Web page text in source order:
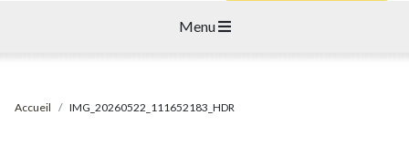
Menu
Accueil IMG_20260522_111652183_HDR